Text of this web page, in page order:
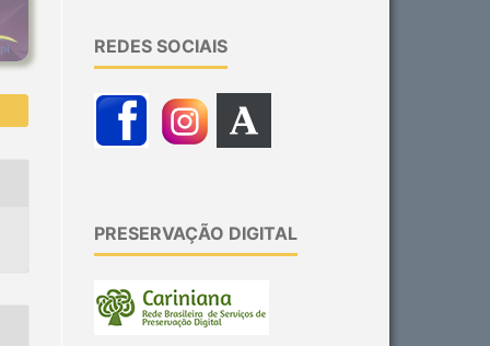
REDES SOCIAIS
PRESERVAÇÃO DIGITAL